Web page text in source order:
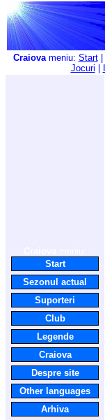
Craiovameniu: Start|
Jocuri
Start
Sezonul actual
Suporteri
Club
Legende
Craiova
Despre site
Other languages
Arhiva